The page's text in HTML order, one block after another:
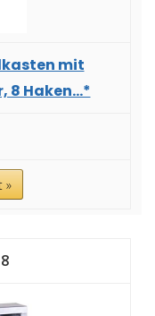
mit
8 Haken...*
»
8